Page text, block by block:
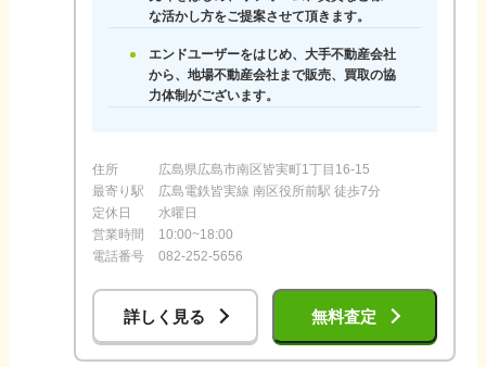
な活かし方をご提案させて頂きます。
エンドユーザーをはじめ、大手不動産会社
から、地場不動産会社まで販売、買取の協
力体制がございます。
住所
広島県広島市南区皆実町1丁目16-15
最寄り駅
広島電鉄皆実線 南区役所前駅 徒歩7分
定休日
水曜日
営業時間
10:00~18:00
電話番号
082-252-5656
詳しく見る 無料査定